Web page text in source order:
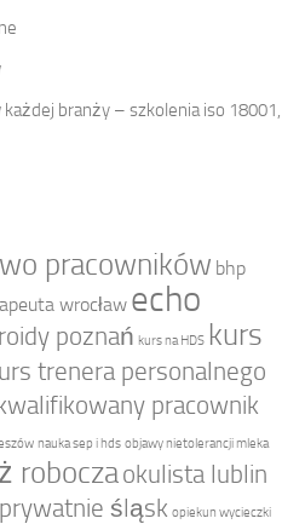
branży – szkolenia iso 18001,
pracowników bhp
wrocław echo
poznań kurs na HDS kurs
trenera personalnego
pracownik
nauka sep i hds objawy nietolerancji mleka
robocza okulista lublin
śląsk opiekun wycieczki